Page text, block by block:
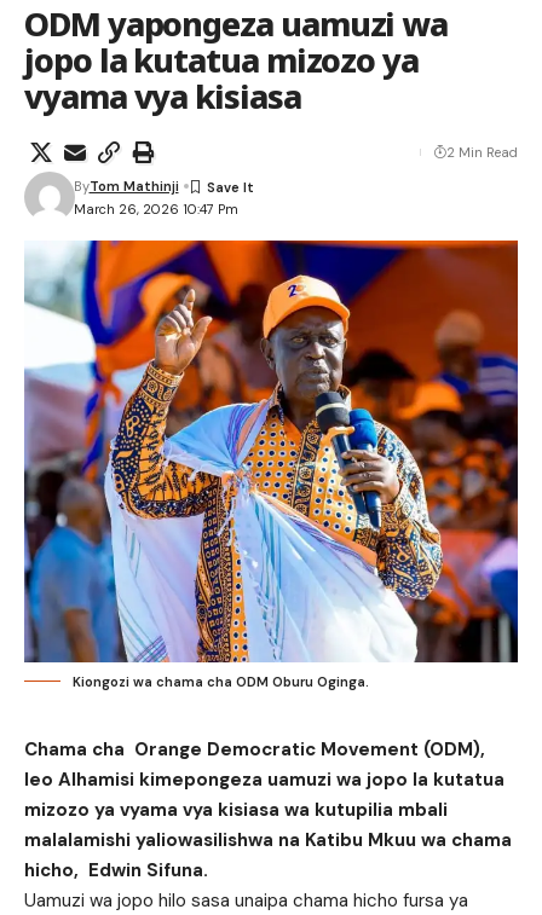
ODM yapongeza uamuzi wa
jopo la kutatua mizozo ya
vyama vya kisiasa
March 26, 2026 10:47 Pm
ByTom Mathinji
2 Min Read
Kiongozi wa chama cha ODM Oburu Oginga.
Chama cha Orange Democratic Movement (ODM),
leo Alhamisi kimepongeza uamuzi wa jopo la kutatua
mizozo ya vyama vya kisiasa wa kutupilia mbali
malalamishi yaliowasilishwa na Katibu Mkuu wa chama
hicho, Edwin Sifuna.
Uamuzi wa jopo hilo sasa unaipa chama hicho fursa ya